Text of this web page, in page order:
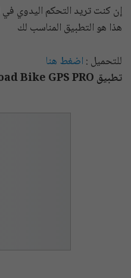
إن كنت تريد التحكم اليدوي في
هذا هو التطبيق المناسب لك
للتحميل : اضغط هنا
تطبيق Runtastic Road Bike GPS PRO